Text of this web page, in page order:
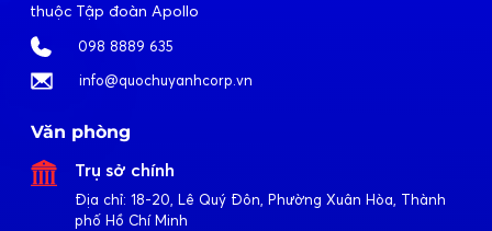
thuộc Tập đoàn Apollo
098 8889 635
info@quochuyanhcorp.vn
Văn phòng
Trụ sở chính
Địa chỉ: 18-20, Lê Quý Đôn, Phường Xuân Hòa, Thành
phố Hồ Chí Minh